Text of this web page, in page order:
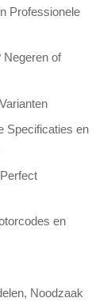
Professionele
Negeren of
Specificaties en
en
Noodzaak